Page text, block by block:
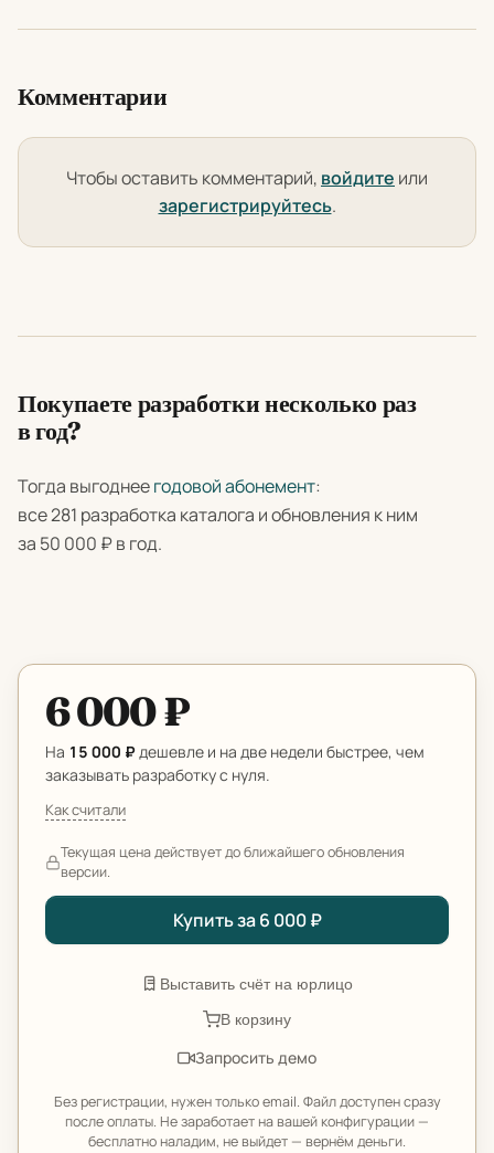
Комментарии
Чтобы оставить комментарий, войдите или
зарегистрируйтесь.
Покупаете разработки несколько раз
в год?
Тогда выгоднеегодовой абонемент:
все 281 разработка каталога и обновления к ним
за 50 000 ₽ в год.
6 000 ₽
На 15 000 ₽дешевле и на две недели быстрее, чем
заказывать разработку с нуля.
Как считали
Текущая цена действует до ближайшего обновления
версии.
Купить за 6 000 ₽
Выставить счёт на юрлицо
В корзину
Запросить демо
Без регистрации, нужен только email. Файл доступен сразу
после оплаты. Не заработает на вашей конфигурации —
бесплатно наладим, не выйдет — вернём деньги.